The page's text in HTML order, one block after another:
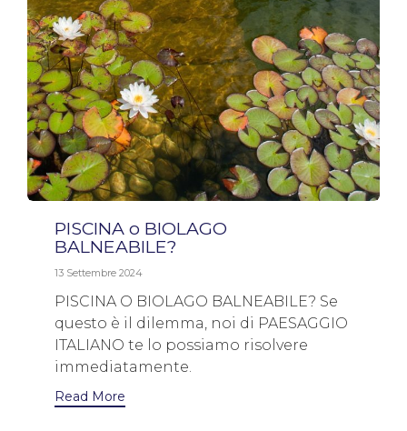
PISCINA o BIOLAGO
BALNEABILE?
13 Settembre 2024
PISCINA O BIOLAGO BALNEABILE? Se
questo è il dilemma, noi di PAESAGGIO
ITALIANO te lo possiamo risolvere
immediatamente.
Read More